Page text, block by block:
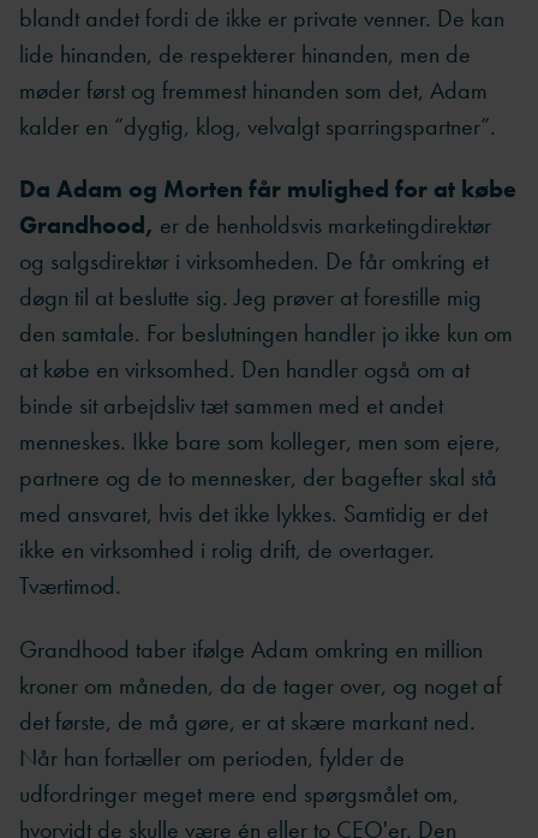
blandt andet fordi de ikke er private venner. De kan
lide hinanden, de respekterer hinanden, men de
møder først og fremmest hinanden som det, Adam
kalder en “dygtig, klog, velvalgt sparringspartner”.
Da Adam og Morten får mulighed for at købe
Grandhood, er de henholdsvis marketingdirektør
og salgsdirektør i virksomheden. De får omkring et
døgn til at beslutte sig. Jeg prøver at forestille mig
den samtale. For beslutningen handler jo ikke kun om
at købe en virksomhed. Den handler også om at
binde sit arbejdsliv tæt sammen med et andet
menneskes. Ikke bare som kolleger, men som ejere,
partnere og de to mennesker, der bagefter skal stå
med ansvaret, hvis det ikke lykkes. Samtidig er det
ikke en virksomhed i rolig drift, de overtager.
Tværtimod.
Grandhood taber ifølge Adam omkring en million
kroner om måneden, da de tager over, og noget af
det første, de må gøre, er at skære markant ned.
Når han fortæller om perioden, fylder de
udfordringer meget mere end spørgsmålet om,
hvorvidt de skulle være én eller to CEO'er. Den